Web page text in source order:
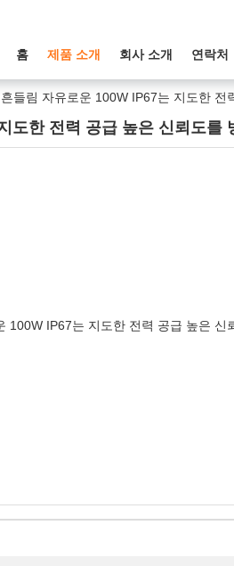
홈 제품 소개 회사 소개 연락처
흔들림 자유로운 100W IP67는 지도한
도한 전력 공급 높은 신뢰도를